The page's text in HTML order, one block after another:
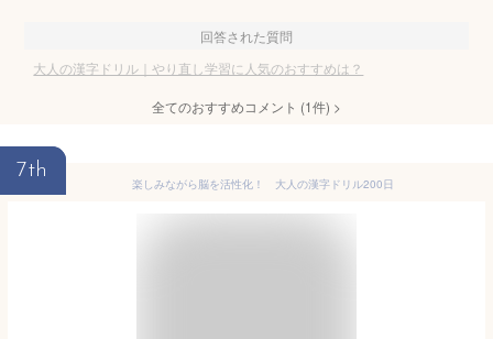
回答された質問
大人の漢字ドリル｜やり直し学習に人気のおすすめは？
全てのおすすめコメント (1件) >
7th
楽しみながら脳を活性化！ 大人の漢字ドリル200日